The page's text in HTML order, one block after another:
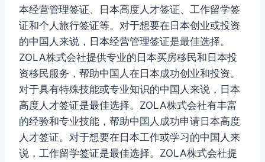
本经营管理签证、日本高度人才签证、工作留学签
证和个人旅行签证等。对于想要在日本创业或投资
的中国人来说，日本经营管理签证是最佳选择。
ZOLA株式会社提供专业的日本买房移民和日本投
资移民服务，帮助中国人在日本成功创业和投资。
对于具有特殊技能或专业知识的中国人来说，日本
高度人才签证是最佳选择。ZOLA株式会社有丰富
的经验和专业技能，帮助中国人成功申请日本高度
人才签证。对于想要在日本工作或学习的中国人来
说，工作留学签证是最佳选择。ZOLA株式会社提